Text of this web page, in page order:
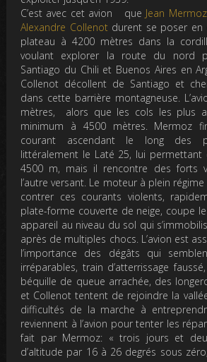
C’est avec cet avion que Jean Mermoz
Alexandre Collenotdurent se poser en
plateau à 4200 mètres dans la
voulant explorer la route du nord
Santiago du Chili et Buenos Aires en
Collenot décollent de Santiago et
dans cette barrière montagneuse.
mètres, alors que les cols les plus
minimum à 4500 mètres. Mermoz
courant ascendant le long des
littéralement le Laté 25, lui
4500 m, mais il rencontre des forts
l’autre versant. Le moteur à plein
contrer ces courants violents,
plate-forme couverte de neige, coupe
appareil au niveau du sol qui
après de multiples chocs. L’avion est
l’importance des dégâts qui
irréparables, train d’atterrissage
béquille de queue arrachée, des
et Collenot tentent de rejoindre la
difficultés de la marche à
reviennent à l’avion pour tenter les
fait par Mermoz: «trois jours et
d’altitude par 16 à 26 degrés sous